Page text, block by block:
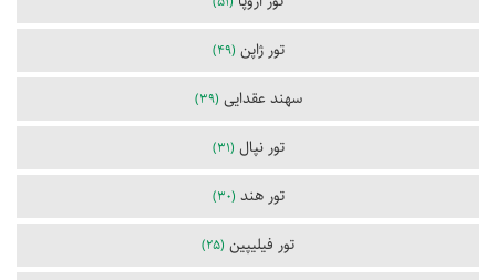
تور ژاپن (49)
سهند عقدایی (39)
تور نپال (31)
تور هند (30)
تور فیلیپین (25)